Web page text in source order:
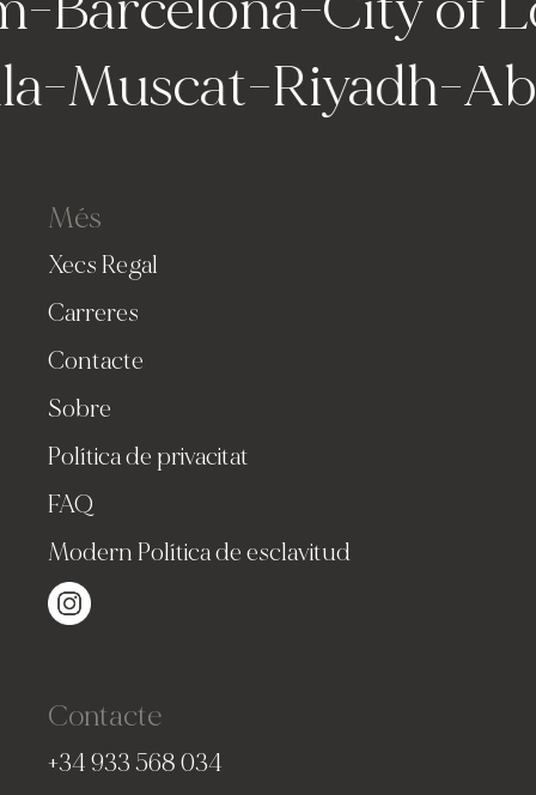
-Muscat-Riyadh-
Més
Xecs Regal
Carreres
Contacte
Sobre
Política de privacitat
FAQ
Modern Política de esclavitud
Contacte
+34 933 568 034